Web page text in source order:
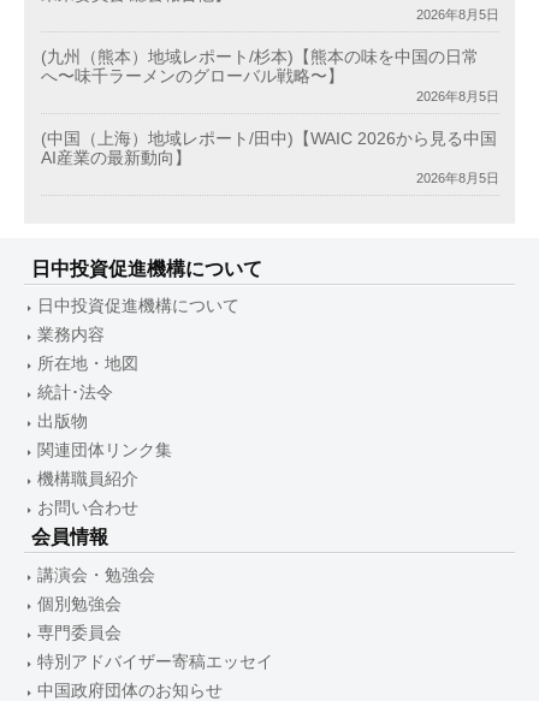
2026年8月5日
(九州（熊本）地域レポート/杉本)【熊本の味を中国の日常
へ〜味千ラーメンのグローバル戦略〜】
2026年8月5日
(中国（上海）地域レポート/田中)【WAIC 2026から見る中国
AI産業の最新動向】
2026年8月5日
日中投資促進機構について
日中投資促進機構について
業務内容
所在地・地図
統計･法令
出版物
関連団体リンク集
機構職員紹介
お問い合わせ
会員情報
講演会・勉強会
個別勉強会
専門委員会
特別アドバイザー寄稿エッセイ
中国政府団体のお知らせ